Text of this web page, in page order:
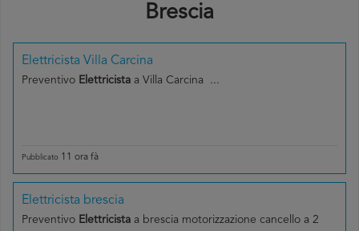
Brescia
Elettricista Villa Carcina
Preventivo Elettricista a Villa Carcina ...
Pubblicato 11 ora fà
Elettricista brescia
Preventivo Elettricista a brescia motorizzazione cancello a 2